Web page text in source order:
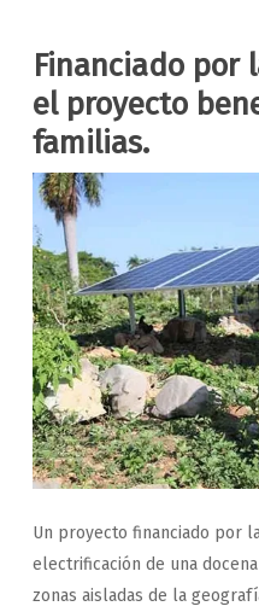
Financiado por
el proyecto
familias.
Un proyecto financiado por
electrificación de una
zonas aisladas de la